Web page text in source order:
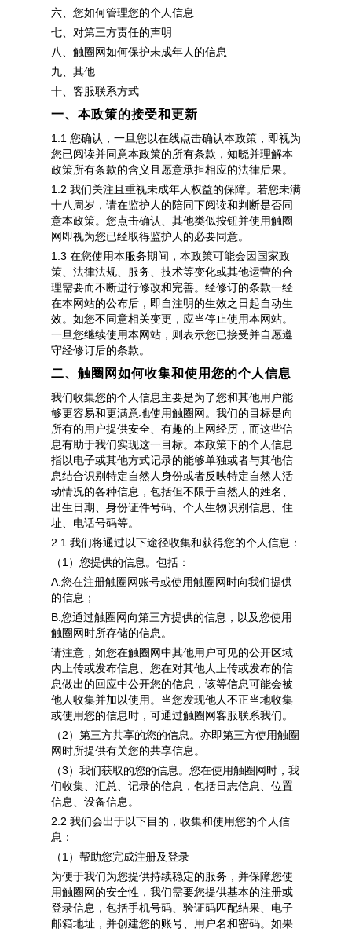
六、您如何管理您的个人信息
七、对第三方责任的声明
八、触圈网如何保护未成年人的信息
九、其他
十、客服联系方式
一、本政策的接受和更新
1.1 您确认，一旦您以在线点击确认本政策，即视为
您已阅读并同意本政策的所有条款，知晓并理解本
政策所有条款的含义且愿意承担相应的法律后果。
1.2 我们关注且重视未成年人权益的保障。若您未满
十八周岁，请在监护人的陪同下阅读和判断是否同
意本政策。您点击确认、其他类似按钮并使用触圈
网即视为您已经取得监护人的必要同意。
1.3 在您使用本服务期间，本政策可能会因国家政
策、法律法规、服务、技术等变化或其他运营的合
理需要而不断进行修改和完善。经修订的条款一经
在本网站的公布后，即自注明的生效之日起自动生
效。如您不同意相关变更，应当停止使用本网站。
一旦您继续使用本网站，则表示您已接受并自愿遵
守经修订后的条款。
二、触圈网如何收集和使用您的个人信息
我们收集您的个人信息主要是为了您和其他用户能
够更容易和更满意地使用触圈网。我们的目标是向
所有的用户提供安全、有趣的上网经历，而这些信
息有助于我们实现这一目标。本政策下的个人信息
指以电子或其他方式记录的能够单独或者与其他信
息结合识别特定自然人身份或者反映特定自然人活
动情况的各种信息，包括但不限于自然人的姓名、
出生日期、身份证件号码、个人生物识别信息、住
址、电话号码等。
2.1 我们将通过以下途径收集和获得您的个人信息：
（1）您提供的信息。包括：
A.您在注册触圈网账号或使用触圈网时向我们提供
的信息；
B.您通过触圈网向第三方提供的信息，以及您使用
触圈网时所存储的信息。
请注意，如您在触圈网中其他用户可见的公开区域
内上传或发布信息、您在对其他人上传或发布的信
息做出的回应中公开您的信息，该等信息可能会被
他人收集并加以使用。当您发现他人不正当地收集
或使用您的信息时，可通过触圈网客服联系我们。
（2）第三方共享的您的信息。 亦即第三方使用触圈
网时所提供有关您的共享信息。
（3）我们获取的您的信息。 您在使用触圈网时，我
们收集、汇总、记录的信息，包括日志信息、位置
信息、设备信息。
2.2 我们会出于以下目的，收集和使用您的个人信
息：
（1）帮助您完成注册及登录
为便于我们为您提供持续稳定的服务，并保障您使
用触圈网的安全性，我们需要您提供基本的注册或
登录信息， 包括手机号码、验证码匹配结果、电子
邮箱地址，并创建您的账号、用户名和密码。如果